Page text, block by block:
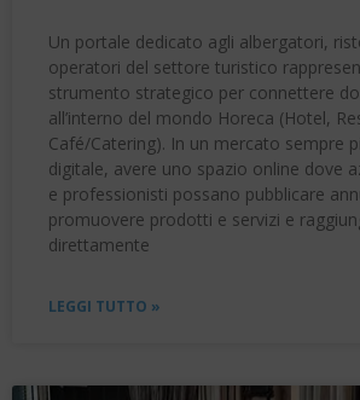
Un portale dedicato agli albergatori,
operatori del settore turistico
strumento strategico per connettere
all’interno del mondo Horeca (Hotel,
Café/Catering). In un mercato sempre
digitale, avere uno spazio online dove
e professionisti possano pubblicare
promuovere prodotti e servizi e
direttamente
LEGGI TUTTO »